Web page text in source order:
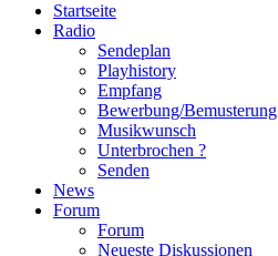
Startseite
Radio
Sendeplan
Playhistory
Empfang
Bewerbung/Bemusterung
Musikwunsch
Unterbrochen ?
Senden
News
Forum
Forum
Neueste Diskussionen